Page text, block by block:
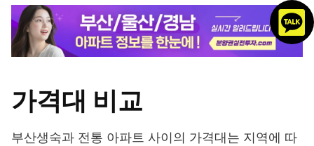
가격대 비교
부산생숙과 전통 아파트 사이의 가격대는 지역에 따